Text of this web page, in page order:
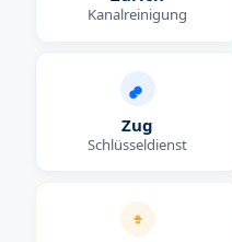
Kanalreinigung
Zug
Schlüsseldienst